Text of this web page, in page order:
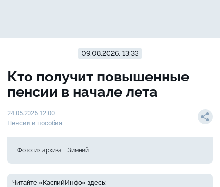
09.08.2026, 13:33
Кто получит повышенные
пенсии в начале лета
24.05.2026 12:00
Пенсии и пособия
Фото: из архива Е.Зимней
Читайте «КаспийИнфо» здесь: